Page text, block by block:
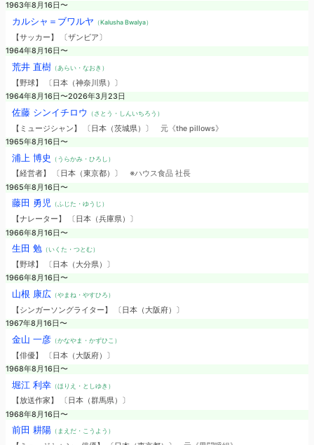
1963年8月16日〜
カルシャ＝ブワルヤ （Kalusha Bwalya）
【サッカー】 〔ザンビア〕
1964年8月16日〜
荒井 直樹（あらい・なおき）
【野球】 〔日本（神奈川県）〕
1964年8月16日〜2026年3月23日
佐藤 シンイチロウ （さとう・しんいちろう）
【ミュージシャン】 〔日本（茨城県）〕 元《the pillows》
1965年8月16日〜
浦上 博史 （うらかみ・ひろし）
【経営者】 〔日本（東京都）〕 ※ハウス食品 社長
1965年8月16日〜
藤田 勇児（ふじた・ゆうじ）
【ナレーター】 〔日本（兵庫県）〕
1966年8月16日〜
生田 勉（いくた・つとむ）
【野球】 〔日本（大分県）〕
1966年8月16日〜
山根 康広 （やまね・やすひろ）
【シンガーソングライター】 〔日本（大阪府）〕
1967年8月16日〜
金山 一彦（かなやま・かずひこ）
【俳優】 〔日本（大阪府）〕
1968年8月16日〜
堀江 利幸（ほりえ・としゆき）
【放送作家】 〔日本（群馬県）〕
1968年8月16日〜
前田 耕陽（まえだ・こうよう）